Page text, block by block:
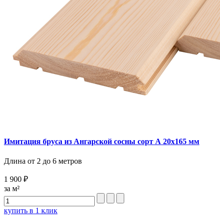
Имитация бруса из Ангарской сосны сорт А 20х165 мм
Длина от 2 до 6 метров
1 900 ₽
за м²
купить в 1 клик